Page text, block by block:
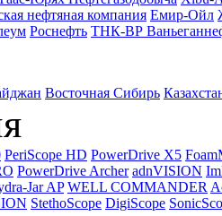
нефтяная компания Емир-Ойл
Роснефть ТНК-ВР
Восточная Сибирь
PeriScope HD PowerDrive X5
PowerDrive Archer adnVISION
Jar AP WELL COMMANDER
StethoScope DigiScope